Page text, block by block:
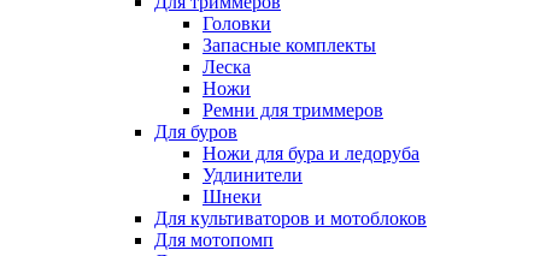
Головки
Запасные комплекты
Леска
Ножи
Ремни для триммеров
Для буров
Ножи для бура и ледоруба
Удлинители
Шнеки
Для культиваторов и мотоблоков
Для мотопомп